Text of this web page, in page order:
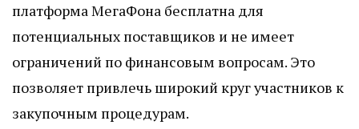
платформа МегаФона бесплатна для
потенциальных поставщиков и не имеет
ограничений по финансовым вопросам. Это
позволяет привлечь широкий круг участников к
закупочным процедурам.